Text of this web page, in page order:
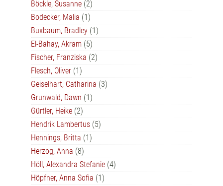
Böckle, Susanne (2)
Bodecker, Malia (1)
Buxbaum, Bradley (1)
El-Bahay, Akram (5)
Fischer, Franziska (2)
Flesch, Oliver (1)
Geiselhart, Catharina (3)
Grunwald, Dawn (1)
Gürtler, Heike (2)
Hendrik Lambertus (5)
Hennings, Britta (1)
Herzog, Anna (8)
Höll, Alexandra Stefanie (4)
Höpfner, Anna Sofia (1)